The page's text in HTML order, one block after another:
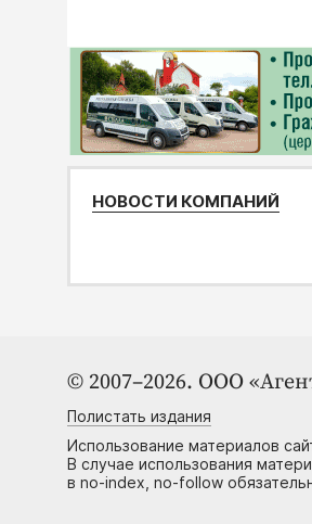
НОВОСТИ КОМПАНИЙ
© 2007–2026. ООО
Полистать издания
Использование материалов
В случае использования
в no-index, no-follow